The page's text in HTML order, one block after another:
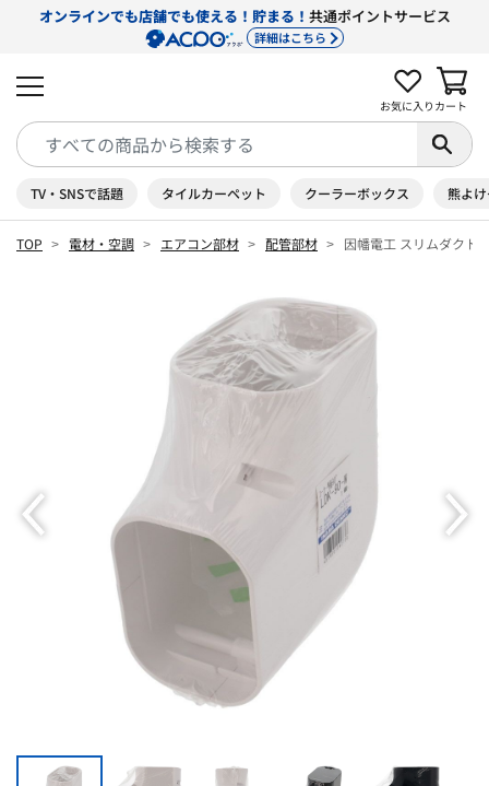
オンラインでも店舗でも使える！貯まる！ 共通ポイントサービス
詳細はこちら
お気に入り カート
TV・SNSで話題 タイルカーペット クーラーボックス 熊よ
TOP 電材・空調 エアコン部材 配管部材 因幡電工 スリムダクト